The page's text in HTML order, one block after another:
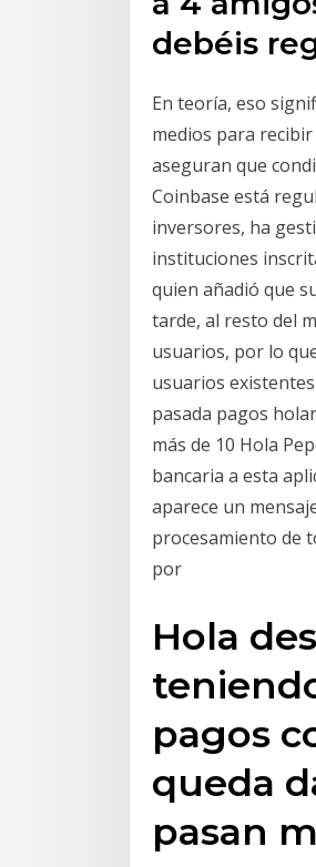
debéis
En teoría, eso
medios para
aseguran que
Coinbase está
inversores, ha
instituciones
quien añadió que
tarde, al resto del
usuarios, por lo
usuarios
pasada pagos
más de 10 Hola
bancaria a esta
aparece un
procesamiento de
por
Hola
pagos
queda
pasan